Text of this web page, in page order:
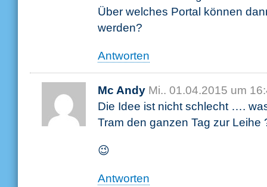
Über welches Portal können
werden?
Antworten
Mc Andy Mi.. 01.04.2015 um
Die Idee ist nicht schlecht ….
Tram den ganzen Tag zur Leihe
😉
Antworten